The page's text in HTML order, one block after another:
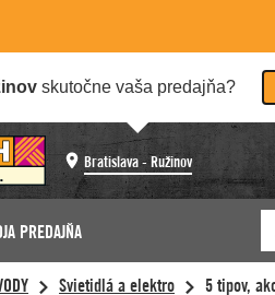
skutočne vaša predajňa?
Bratislava - Ružinov
PREDAJŇA